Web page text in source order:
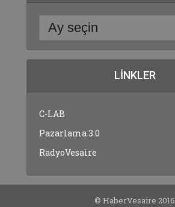
LINKLER
C-LAB
Pazarlama 3.0
RadyoVesaire
© HaberVesaire 2016